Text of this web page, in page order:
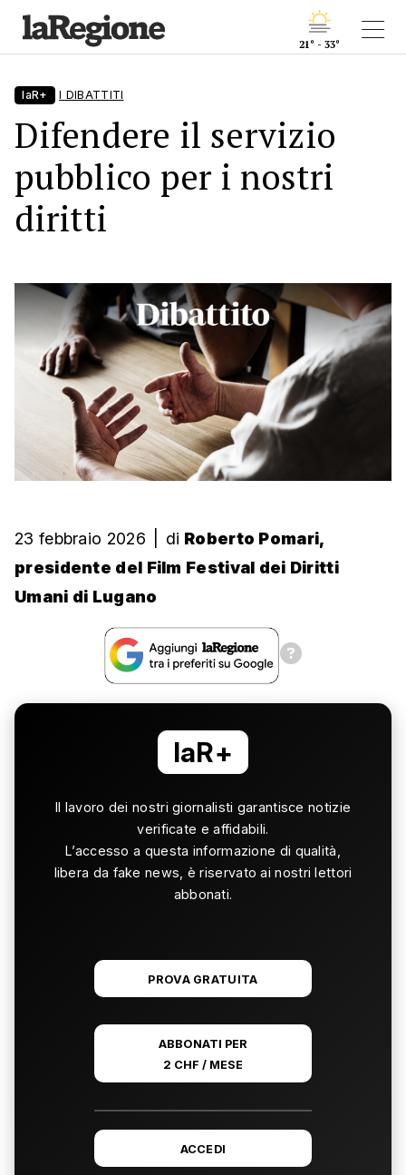
21° - 33°
laR+ I DIBATTITI
Difendere il servizio
pubblico per i nostri
diritti
23 febbraio 2026 di Roberto Pomari,
presidente del Film Festival dei Diritti
Umani di Lugano
laR+
Il lavoro dei nostri giornalisti garantisce notizie
verificate e affidabili.
L’accesso a questa informazione di qualità,
libera da fake news, è riservato ai nostri lettori
abbonati.
PROVA GRATUITA
ABBONATI PER
2 CHF / MESE
ACCEDI